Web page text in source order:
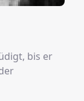
bis er